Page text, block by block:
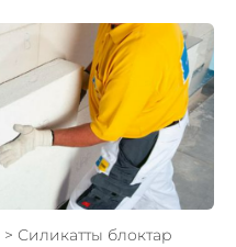
> Силикатты блоктар